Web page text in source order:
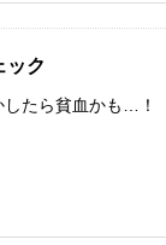
ック
たら貧血かも…！